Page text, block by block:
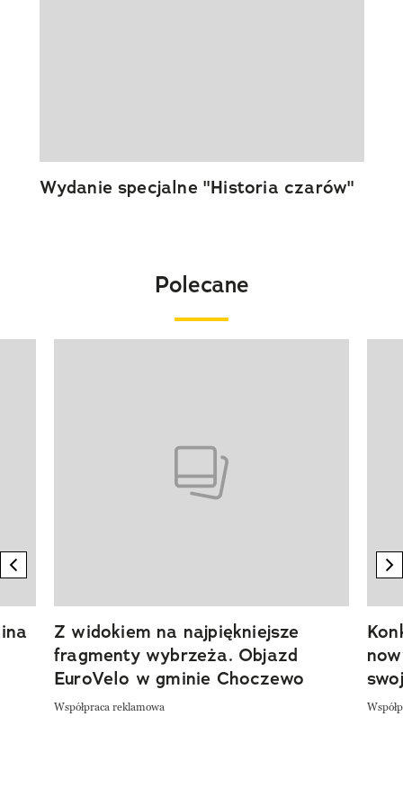
Wydanie specjalne "Historia czarów"
Polecane
previous element
Z widokiem na najpiękniejsze
fragmenty wybrzeża. Objazd
EuroVelo w gminie Choczewo
Współpraca reklamowa